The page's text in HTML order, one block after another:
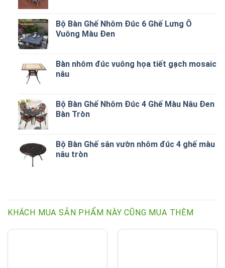
Bộ Bàn Ghế Nhôm Đúc 6 Ghế Lưng Ô
Vuông Màu Đen
Bàn nhôm đúc vuông họa tiết gạch mosaic
nâu
Bộ Bàn Ghế Nhôm Đúc 4 Ghế Màu Nâu Đen
Bàn Tròn
Bộ Bàn Ghế sân vườn nhôm đúc 4 ghế màu
nâu tròn
KHÁCH MUA SẢN PHẨM NÀY CŨNG MUA THÊM